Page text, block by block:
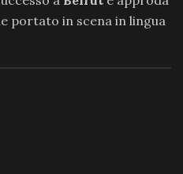
portato in scena in lingua